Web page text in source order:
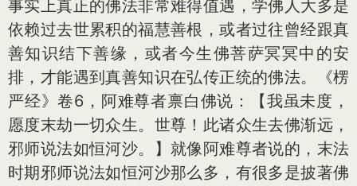
事实上真正的佛法非常难得值遇，学佛人大多是
依赖过去世累积的福慧善根，或者过往曾经跟真
善知识结下善缘，或者今生佛菩萨冥冥中的安
排，才能遇到真善知识在弘传正统的佛法。《楞
严经》卷6，阿难尊者禀白佛说：【我虽未度，
愿度末劫一切众生。世尊！此诸众生去佛渐远，
邪师说法如恒河沙。】就像阿难尊者说的，末法
时期邪师说法如恒河沙那么多，有很多是披著佛